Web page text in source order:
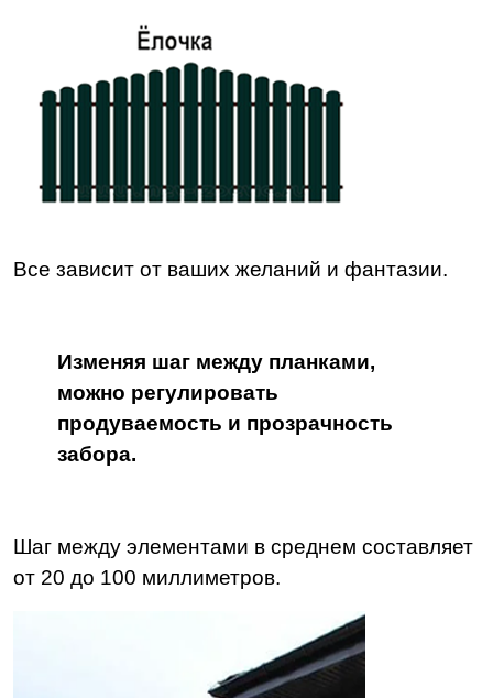
Все зависит от ваших желаний и фантазии.
Изменяя шаг между планками,
можно регулировать
продуваемость и прозрачность
забора.
Шаг между элементами в среднем составляет
от 20 до 100 миллиметров.